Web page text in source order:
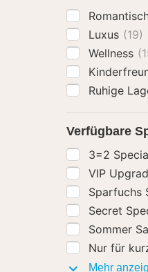
Luxus (19)
Wellness
Ruhige
Verfügbare
3=2
VIP
Sparfuchs
Secret
Sommer
Nur für
Mehr